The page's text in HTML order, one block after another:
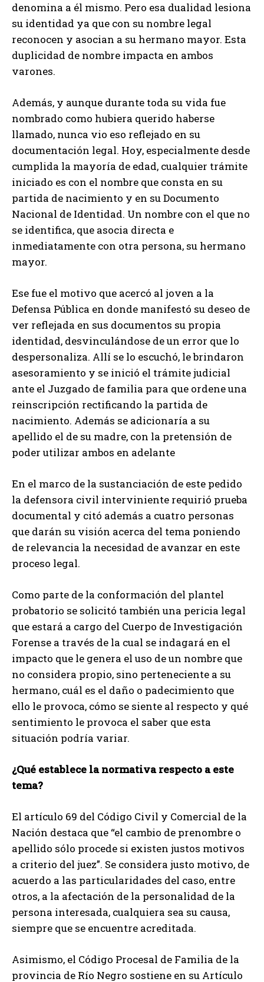
denomina a él mismo. Pero esa dualidad lesiona
su identidad ya que con su nombre legal
reconocen y asocian a su hermano mayor. Esta
duplicidad de nombre impacta en ambos
varones.
Además, y aunque durante toda su vida fue
nombrado como hubiera querido haberse
llamado, nunca vio eso reflejado en su
documentación legal. Hoy, especialmente desde
cumplida la mayoría de edad, cualquier trámite
iniciado es con el nombre que consta en su
partida de nacimiento y en su Documento
Nacional de Identidad. Un nombre con el que no
se identifica, que asocia directa e
inmediatamente con otra persona, su hermano
mayor.
Ese fue el motivo que acercó al joven a la
Defensa Pública en donde manifestó su deseo de
ver reflejada en sus documentos su propia
identidad, desvinculándose de un error que lo
despersonaliza. Allí se lo escuchó, le brindaron
asesoramiento y se inició el trámite judicial
ante el Juzgado de familia para que ordene una
reinscripción rectificando la partida de
nacimiento. Además se adicionaría a su
apellido el de su madre, con la pretensión de
poder utilizar ambos en adelante
En el marco de la sustanciación de este pedido
la defensora civil interviniente requirió prueba
documental y citó además a cuatro personas
que darán su visión acerca del tema poniendo
de relevancia la necesidad de avanzar en este
proceso legal.
Como parte de la conformación del plantel
probatorio se solicitó también una pericia legal
que estará a cargo del Cuerpo de Investigación
Forense a través de la cual se indagará en el
impacto que le genera el uso de un nombre que
no considera propio, sino perteneciente a su
hermano, cuál es el daño o padecimiento que
ello le provoca, cómo se siente al respecto y qué
sentimiento le provoca el saber que esta
situación podría variar.
¿Qué establece la normativa respecto a este
tema?
El artículo 69 del Código Civil y Comercial de la
Nación destaca que “el cambio de prenombre o
apellido sólo procede si existen justos motivos
a criterio del juez”. Se considera justo motivo, de
acuerdo a las particularidades del caso, entre
otros, a la afectación de la personalidad de la
persona interesada, cualquiera sea su causa,
siempre que se encuentre acreditada.
Asimismo, el Código Procesal de Familia de la
provincia de Río Negro sostiene en su Artículo